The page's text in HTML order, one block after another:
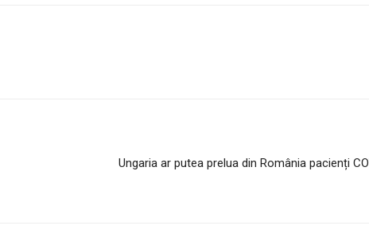
Ungaria ar putea prelua din România pacienți